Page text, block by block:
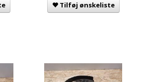
Tilføj ønskeliste